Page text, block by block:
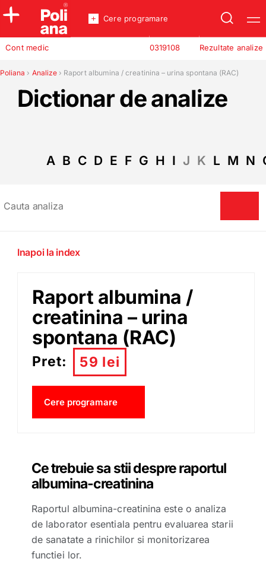
Policlinica
Incredere
Cont medic Rezultate analize
0319108
Cere programare
Poliana › Analize › Raport albumina / creatinina – urina spontana (RAC)
Dictionar de analize
A B C D E F G H I J K L M N
Inapoi la index
Raport albumina /
creatinina – urina
spontana (RAC)
Pret: 59 lei
Cere programare
Ce trebuie sa stii despre raportul
albumina-creatinina
Raportul albumina-creatinina este o analiza
de laborator esentiala pentru evaluarea starii
de sanatate a rinichilor si monitorizarea
functiei lor.